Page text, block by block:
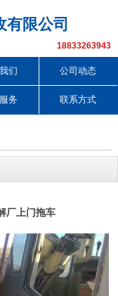
有限公司
18833263943
们 公司动态
务 联系方式
厂上门拖车